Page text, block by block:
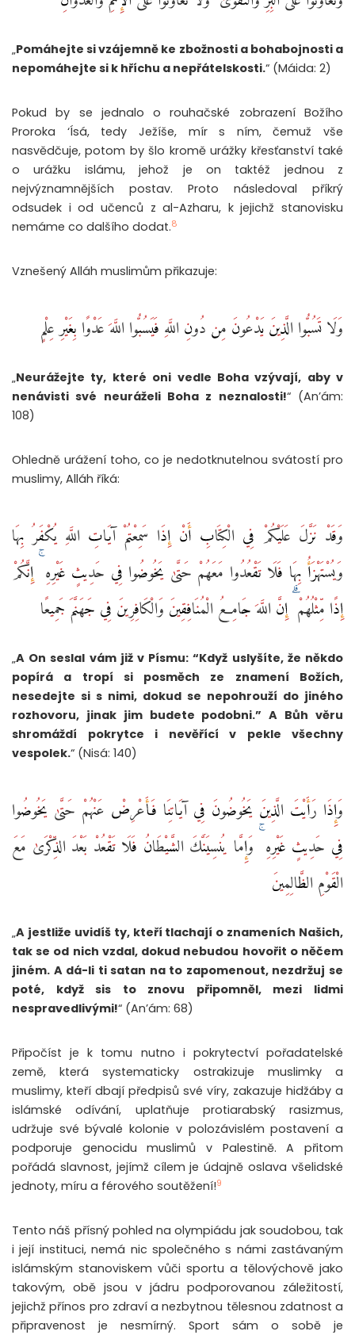
„Pomáhejte si vzájemně ke zbožnosti a bohabojnosti a
nepomáhejte si k hříchu a nepřátelskosti.“ (Máida: 2)
Pokud by se jednalo o rouhačské zobrazení Božího
Proroka ‘Ísá, tedy Ježíše, mír s ním, čemuž vše
nasvědčuje, potom by šlo kromě urážky křesťanství také
o urážku islámu, jehož je on taktéž jednou z
nejvýznamnějších postav. Proto následoval příkrý
odsudek i od učenců z al-Azharu, k jejichž stanovisku
nemáme co dalšího dodat.8
Vznešený Alláh muslimům přikazuje:
وَلَا تَسُبُّوا الَّذِينَ يَدْعُونَ مِن دُونِ اللَّهِ فَيَسُبُّوا اللَّهَ عَدْوًا بِغَيْرِ عِلْمٍ
„Neurážejte ty, které oni vedle Boha vzývají, aby v
nenávisti své neuráželi Boha z neznalosti!“ (An’ám:
108)
Ohledně urážení toho, co je nedotknutelnou svátostí pro
muslimy, Alláh říká:
وَقَدْ نَزَّلَ عَلَيْكُمْ فِي الْكِتَابِ أَنْ إِذَا سَمِعْتُمْ آيَاتِ اللَّهِ يُكْفَرُ بِهَا
وَيُسْتَهْزَأُ بِهَا فَلَا تَقْعُدُوا مَعَهُمْ حَتَّىٰ يَخُوضُوا فِي حَدِيثٍ غَيْرِهِ ۚ إِنَّكُمْ
إِذًا مِّثْلُهُمْ ۗ إِنَّ اللَّهَ جَامِعُ الْمُنَافِقِينَ وَالْكَافِرِينَ فِي جَهَنَّمَ جَمِيعًا
„A On seslal vám již v Písmu: “Když uslyšíte, že někdo
popírá a tropí si posměch ze znamení Božích,
nesedejte si s nimi, dokud se nepohrouží do jiného
rozhovoru, jinak jim budete podobni.” A Bůh věru
shromáždí pokrytce i nevěřící v pekle všechny
vespolek.“ (Nisá: 140)
وَإِذَا رَأَيْتَ الَّذِينَ يَخُوضُونَ فِي آيَاتِنَا فَأَعْرِضْ عَنْهُمْ حَتَّىٰ يَخُوضُوا
فِي حَدِيثٍ غَيْرِهِ ۚ وَإِمَّا يُنسِيَنَّكَ الشَّيْطَانُ فَلَا تَقْعُدْ بَعْدَ الذِّكْرَىٰ مَعَ
الْقَوْمِ الظَّالِمِينَ
„A jestliže uvidíš ty, kteří tlachají o znameních Našich,
tak se od nich vzdal, dokud nebudou hovořit o něčem
jiném. A dá-li ti satan na to zapomenout, nezdržuj se
poté, když sis to znovu připomněl, mezi lidmi
nespravedlivými!“ (An’ám: 68)
Připočíst je k tomu nutno i pokrytectví pořadatelské
země, která systematicky ostrakizuje muslimky a
muslimy, kteří dbají předpisů své víry, zakazuje hidžáby a
islámské odívání, uplatňuje protiarabský rasizmus,
udržuje své bývalé kolonie v polozávislém postavení a
podporuje genocidu muslimů v Palestině. A přitom
pořádá slavnost, jejímž cílem je údajně oslava všelidské
jednoty, míru a férového soutěžení!9
Tento náš přísný pohled na olympiádu jak soudobou, tak
i její instituci, nemá nic společného s námi zastávaným
islámským stanoviskem vůči sportu a tělovýchově jako
takovým, obě jsou v jádru podporovanou záležitostí,
jejichž přínos pro zdraví a nezbytnou tělesnou zdatnost a
připravenost je nesmírný. Sport sám o sobě je